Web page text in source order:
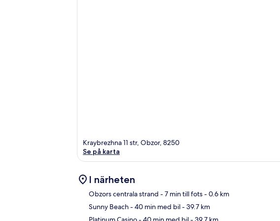
Kraybrezhna 11 str, Obzor, 8250
Se på karta
I närheten
Obzors centrala strand - 7 min till fots- 0.6 km
Sunny Beach- 40 min med bil- 39.7 km